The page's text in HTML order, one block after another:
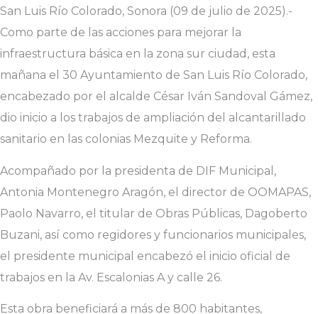
San Luis Río Colorado, Sonora (09 de julio de 2025).-
Como parte de las acciones para mejorar la
infraestructura básica en la zona sur ciudad, esta
mañana el 30 Ayuntamiento de San Luis Río Colorado,
encabezado por el alcalde César Iván Sandoval Gámez,
dio inicio a los trabajos de ampliación del alcantarillado
sanitario en las colonias Mezquite y Reforma.
Acompañado por la presidenta de DIF Municipal,
Antonia Montenegro Aragón, el director de OOMAPAS,
Paolo Navarro, el titular de Obras Públicas, Dagoberto
Buzani, así como regidores y funcionarios municipales,
el presidente municipal encabezó el inicio oficial de
trabajos en la Av. Escalonias A y calle 26.
Esta obra beneficiará a más de 800 habitantes,